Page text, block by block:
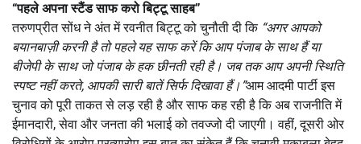
“पहले अपना स्टैंड साफ करो बिट्टू साहब”
तरुणप्रीत सोंध ने अंत में रवनीत बिट्टू को चुनौती दी कि “अगर आपको
बयानबाज़ी करनी है तो पहले यह साफ करें कि आप पंजाब के साथ हैं या
बीजेपी के साथ जो पंजाब के हक छीनती रही है। जब तक आप अपनी स्थिति
स्पष्ट नहीं करते, आपकी सारी बातें सिर्फ दिखावा हैं।”आम आदमी पार्टी इस
चुनाव को पूरी ताकत से लड़ रही है और साफ कह रही है कि अब राजनीति में
ईमानदारी, सेवा और जनता की भलाई को तवज्जो दी जाएगी। वहीं, दूसरी ओर